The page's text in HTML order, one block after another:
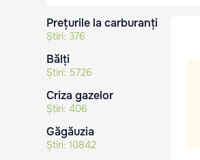
Prețurile la carburanți
Știri: 376
Bălți
Știri: 5726
Criza gazelor
Știri: 406
Găgăuzia
Știri: 10842